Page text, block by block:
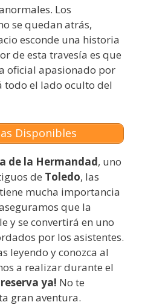
Los
se quedan atrás,
esconde una historia
de esta travesía es que
oficial apasionado por
todo el lado oculto del
Disponibles
de la Hermandad, uno
de Toledo, las
mucha importancia
que la
y se convertirá en uno
por los asistentes.
leyendo y conozca al
a realizar durante el
ya! No te
gran aventura.